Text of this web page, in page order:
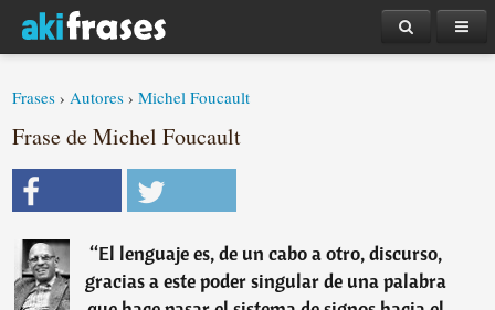
Frases ›Autores ›Michel Foucault
Frase de Michel Foucault
“El lenguaje es, de un cabo a otro, discurso,
gracias a este poder singular de una palabra